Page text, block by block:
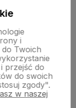
i
Twoich
przejść do
do swoich
zgody".
w naszej